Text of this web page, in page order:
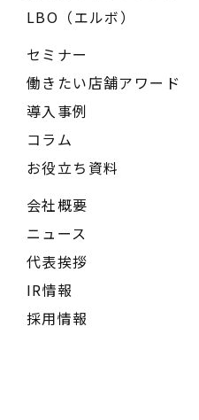
LBO（エルボ）
セミナー
働きたい店舗アワード
導入事例
コラム
お役立ち資料
会社概要
ニュース
代表挨拶
IR情報
採用情報